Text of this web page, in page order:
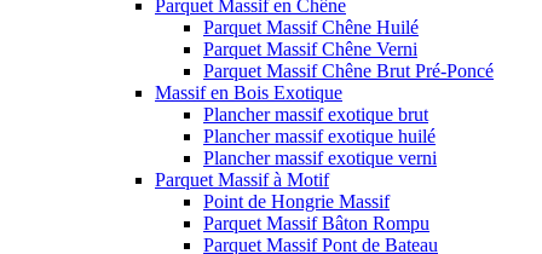
Parquet Massif en Chêne
Parquet Massif Chêne Huilé
Parquet Massif Chêne Verni
Parquet Massif Chêne Brut Pré-Poncé
Massif en Bois Exotique
Plancher massif exotique brut
Plancher massif exotique huilé
Plancher massif exotique verni
Parquet Massif à Motif
Point de Hongrie Massif
Parquet Massif Bâton Rompu
Parquet Massif Pont de Bateau